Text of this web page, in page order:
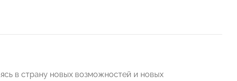
в страну новых возможностей и новых